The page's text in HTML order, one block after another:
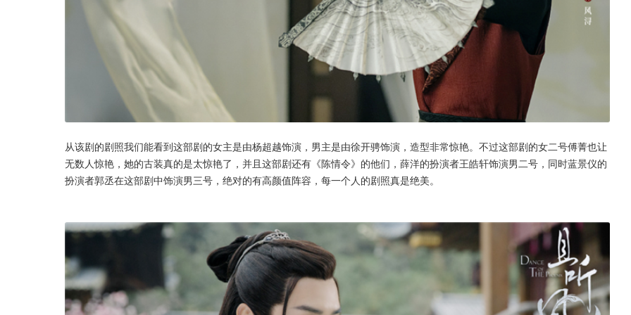
从该剧的剧照我们能看到这部剧的女主是由杨超越饰演，男主是由徐开骋饰演，造型非常惊艳。不过这部剧的女二号傅菁也让
无数人惊艳，她的古装真的是太惊艳了，并且这部剧还有《陈情令》的他们，薛洋的扮演者王皓轩饰演男二号，同时蓝景仪的
扮演者郭丞在这部剧中饰演男三号，绝对的有高颜值阵容，每一个人的剧照真是绝美。